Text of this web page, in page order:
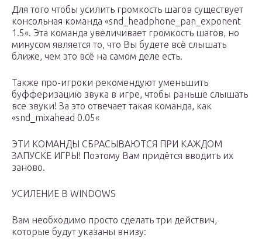
Для того чтобы усилить громкость шагов существует
консольная команда «snd_headphone_pan_exponent
1.5«. Эта команда увеличивает громкость шагов, но
минусом является то, что Вы будете всё слышать
ближе, чем это всё на самом деле есть.
Также про-игроки рекомендуют уменьшить
буфферизацию звука в игре, чтобы раньше слышать
все звуки! За это отвечает такая команда, как
«snd_mixahead 0.05«
ЭТИ КОМАНДЫ СБРАСЫВАЮТСЯ ПРИ КАЖДОМ
ЗАПУСКЕ ИГРЫ! Поэтому Вам придётся вводить их
заново.
УСИЛЕНИЕ В WINDOWS
Вам необходимо просто сделать три действич,
которые будут указаны внизу: